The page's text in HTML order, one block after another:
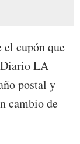
cupón que
LA
postal y
cambio de